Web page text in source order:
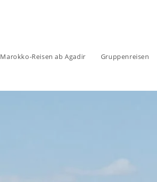
Marokko-Reisen ab Agadir Gruppenreisen